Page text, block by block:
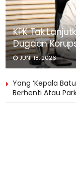
KPK Tak
Dugaan
JUNI 18, 2026
Yang ‘Kepala
Berhenti Atau